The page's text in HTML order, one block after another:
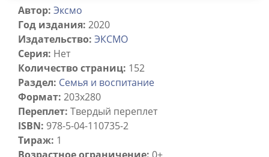
Автор: Эксмо
Год издания: 2020
Издательство: ЭКСМО
Серия: Нет
Количество страниц: 152
Раздел: Семья и воспитание
Формат: 203x280
Переплет: Твердый переплет
ISBN: 978-5-04-110735-2
Тираж: 1